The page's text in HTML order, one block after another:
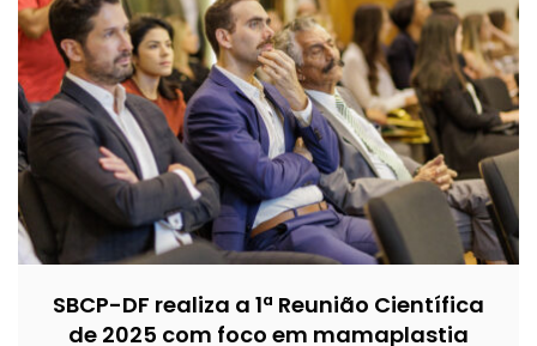
SBCP-DF realiza a 1ª Reunião Científica
de 2025 com foco em mamaplastia